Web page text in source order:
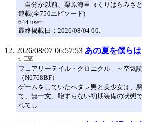
自分が以前、栗原海里（くりはらみさ
連載(全750エピソード)
644 user
最終掲載日：2026/08/04 00:
2026/08/07 06:57:53 あの夏を僕ら
フェアリーテイル・クロニクル ～空気
（N6768BF）
ゲームをしていたヘタレ男と美少女は、
て、無一文、鞄すらない初期装備の状態
れてし